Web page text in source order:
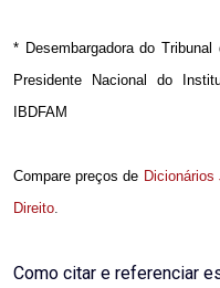
* Desembargadora do
Presidente Nacional do
IBDFAM
Compare preços de
Direito
Como citar e referenciar